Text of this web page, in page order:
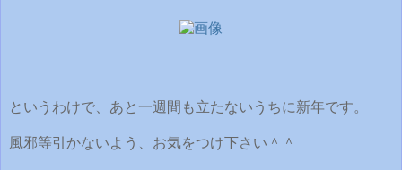
というわけで、あと一週間も立たないうちに新年です。
風邪等引かないよう、お気をつけ下さい＾＾